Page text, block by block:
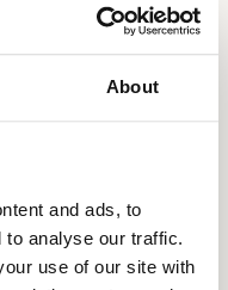
About
and ads, to
to analyse our traffic.
use of our site with
Paiement en
euros